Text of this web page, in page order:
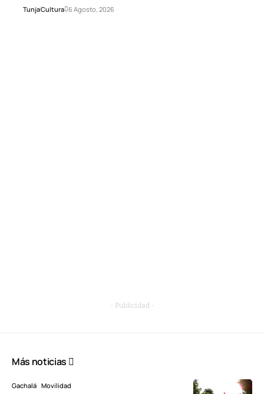
TunjaCultura 6 Agosto, 2026
- Publicidad -
Más noticias
Gachalá Movilidad